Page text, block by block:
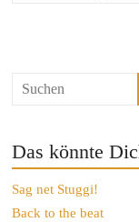
Das könnte
Sag net Stuggi!
Back to the beat